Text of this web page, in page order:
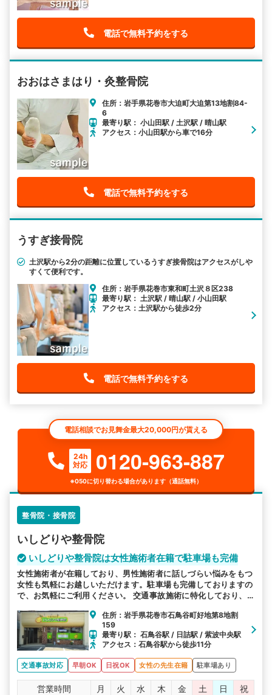
電話で無料予約をする
おおはさまはり・灸整骨院
住所：岩手県花巻市大迫町大迫第13地割84-
6
最寄り駅： 小山田駅 / 土沢駅 / 晴山駅
アクセス：小山田駅から車で16分
電話で無料予約をする
うすぎ接骨院
土沢駅から2分の距離に位置しているうすぎ接骨院はアクセスがしや
すくて便利です。
住所：岩手県花巻市東和町土沢８区238
最寄り駅： 土沢駅 / 晴山駅 / 小山田駅
アクセス：土沢駅から徒歩2分
電話で無料予約をする
電話相談でお見舞金最大20,000円が貰える
24h
対応
0120-963-887
※050に切り替わる場合があります（通話無料）
整骨院・接骨院
いしどりや整骨院
いしどりや整骨院は女性施術者在籍で駐車場も完備
女性施術者が在籍しており、男性施術者に話しづらい悩みをもつ
女性も気軽にお越しいただけます。駐車場も完備しておりますの
で、お気軽にご利用ください。 交通事故施術に特化しており、
です。
住所：岩手県花巻市石鳥谷町好地第8地割
159
最寄り駅： 石鳥谷駅 / 日詰駅 / 紫波中央駅
アクセス：石鳥谷駅から徒歩11分
交通事故対応 早朝OK 日祝OK 女性の先生在籍 駐車場あり
営業時間 月 火 水 木 金 土 日
祝